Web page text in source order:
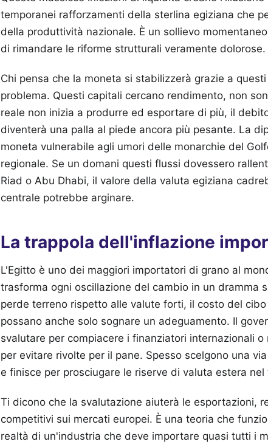
temporanei rafforzamenti della sterlina egiziana che
della produttività nazionale. È un sollievo
di rimandare le riforme strutturali veramente dolorose.
Chi pensa che la moneta si stabilizzerà grazie a
problema. Questi capitali cercano rendimento, non
reale non inizia a produrre ed esportare di più, il
diventerà una palla al piede ancora più pesante. La
moneta vulnerabile agli umori delle monarchie del
regionale. Se un domani questi flussi dovessero
Riad o Abu Dhabi, il valore della valuta egiziana
centrale potrebbe arginare.
La trappola dell'inflazione
L'Egitto è uno dei maggiori importatori di grano al
trasforma ogni oscillazione del cambio in un dramma
perde terreno rispetto alle valute forti, il costo del
possano anche solo sognare un adeguamento. Il
svalutare per compiacere i finanziatori internazionali
per evitare rivolte per il pane. Spesso scelgono una
e finisce per prosciugare le riserve di valuta estera
Ti dicono che la svalutazione aiuterà le esportazioni,
competitivi sui mercati europei. È una teoria che
realtà di un'industria che deve importare quasi tutti i